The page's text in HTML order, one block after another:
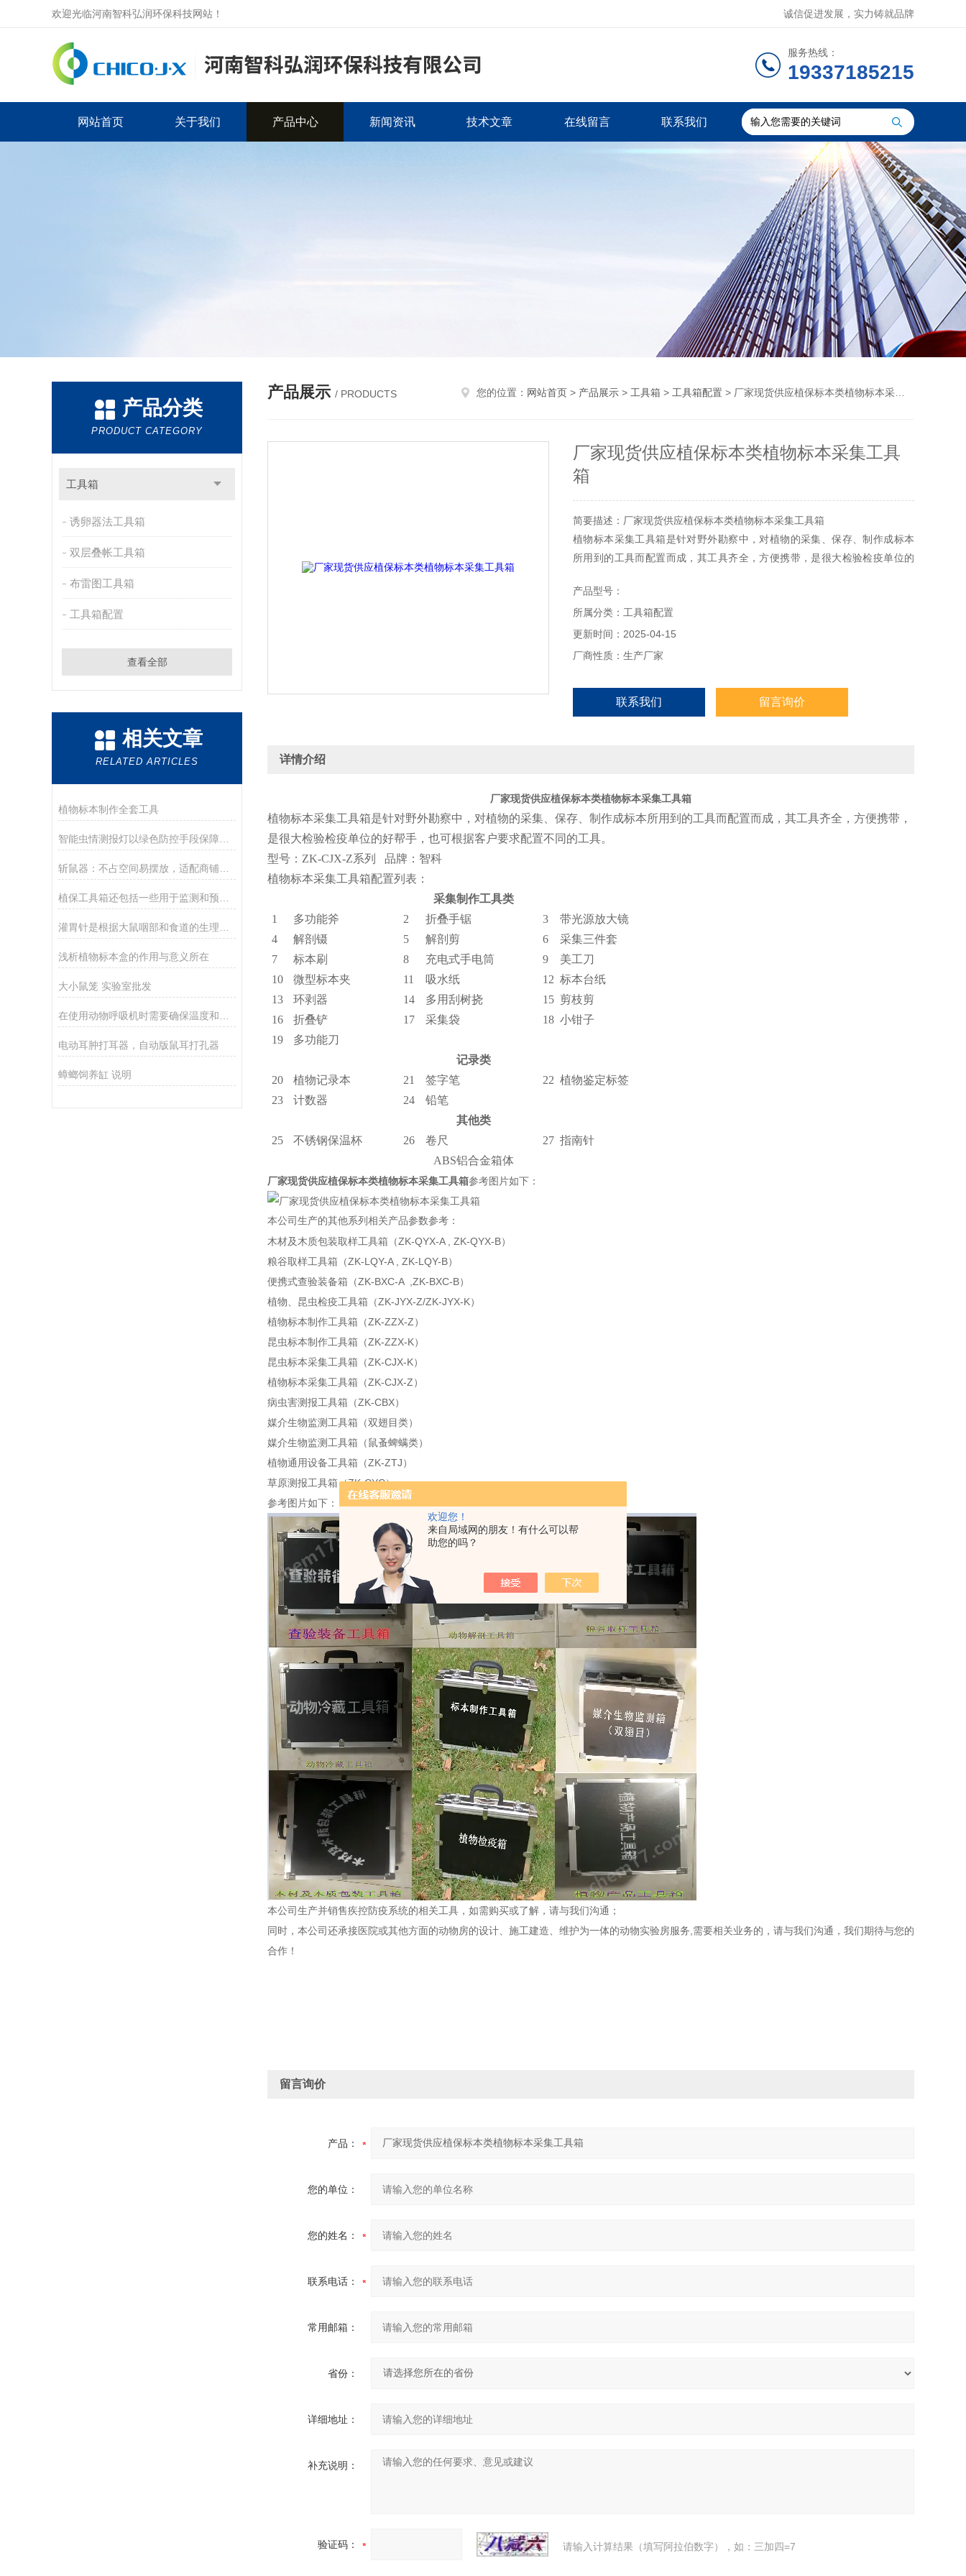
欢迎您！
来自局域网的朋友！有什么可以帮
助您的吗？
欢迎光临河南智科弘润环保科技网站！ 诚信促进发展，实力铸就品牌
服务热线：
19337185215
网站首页 关于我们 产品中心 新闻资讯 技术文章 在线留言 联系我们
产品分类
PRODUCT CATEGORY
工具箱
诱卵器法工具箱
双层叠帐工具箱
布雷图工具箱
工具箱配置
查看全部
相关文章
RELATED ARTICLES
植物标本制作全套工具
斩鼠器：不占空间易摆放，适配商铺便利店灭鼠需求
浅析植物标本盒的作用与意义所在
大小鼠笼 实验室批发
电动耳肿打耳器，自动版鼠耳打孔器
蟑螂饲养缸 说明
产品展示 / PRODUCTS 您的位置： 网站首页 > 产品展示 > 工具箱 > 工具箱配置 > 厂家现货供应植保标本类植物标本采集工具箱
厂家现货供应植保标本类植物标本采集工具
箱
简要描述：厂家现货供应植保标本类植物标本采集工具箱
植物标本采集工具箱是针对野外勘察中，对植物的采集、保存、制作成标本
所用到的工具而配置而成，其工具齐全，方便携带，是很大检验检疫单位的
产品型号：
所属分类：工具箱配置
更新时间：2025-04-15
厂商性质：生产厂家
联系我们 留言询价
详情介绍
厂家现货供应植保标本类植物标本采集工具箱
植物标本采集工具箱是针对野外勘察中，对植物的采集、保存、制作成标本所用到的工具而配置而成，其工具齐全，方便携带，
是很大检验检疫单位的好帮手，也可根据客户要求配置不同的工具。
型号：ZK-CJX-Z系列 品牌：智科
植物标本采集工具箱配置列表：
采集制作工具类
1
多功能斧 2 折叠手锯 3
带光源放大镜
4
解剖镊 5 解剖剪 6
采集三件套
7
标本刷 8 充电式手电筒 9
美工刀
10
微型标本夹 11 吸水纸 12 标本台纸
13
环剥器 14 多用刮树挠 15 剪枝剪
16
折叠铲 17 采集袋 18 小钳子
19
多功能刀
记录类
20
植物记录本 21 签字笔 22 植物鉴定标签
23
计数器 24
铅笔
其他类
25
不锈钢保温杯 26 卷尺 27 指南针
ABS铝合金箱体
厂家现货供应植保标本类植物标本采集工具箱参考图片如下：
本公司生产的其他系列相关产品参数参考：
木材及木质包装取样工具箱（ZK-QYX-A , ZK-QYX-B）
粮谷取样工具箱（ZK-LQY-A , ZK-LQY-B）
便携式查验装备箱（ZK-BXC-A ,ZK-BXC-B）
植物、昆虫检疫工具箱（ZK-JYX-Z/ZK-JYX-K）
植物标本制作工具箱（ZK-ZZX-Z）
昆虫标本制作工具箱（ZK-ZZX-K）
昆虫标本采集工具箱（ZK-CJX-K）
植物标本采集工具箱（ZK-CJX-Z）
病虫害测报工具箱（ZK-CBX）
媒介生物监测工具箱（双翅目类）
媒介生物监测工具箱（鼠蚤蜱螨类）
植物通用设备工具箱（ZK-ZTJ）
草原测报工具箱（ZK-CYC）
参考图片如下：
本公司生产并销售疾控防疫系统的相关工具，如需购买或了解，请与我们沟通；
同时，本公司还承接医院或其他方面的动物房的设计、施工建造、维护为一体的动物实验房服务,需要相关业务的，请与我们沟通，我们期待与您的
合作！
留言询价
产品：
您的单位：
您的姓名：
联系电话：
常用邮箱：
省份：
详细地址：
补充说明：
验证码： 请输入计算结果（填写阿拉伯数字），如：三加四=7